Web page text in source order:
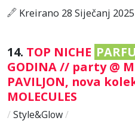
Kreirano 28 Siječanj 2025
14. TOP NICHE
GODINA // party @
PAVILJON, nova
MOLECULES
/ Style&Glow/